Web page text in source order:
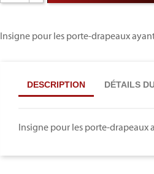
Insigne pour les porte-drapeaux
DESCRIPTION DÉTAILS
Insigne pour les porte-drapeaux